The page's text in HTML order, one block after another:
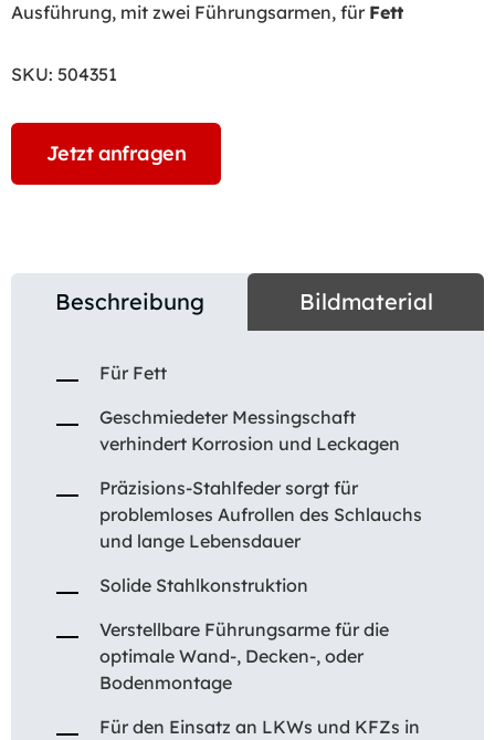
Ausführung, mit zwei Führungsarmen, für Fett
SKU: 504351
Jetzt anfragen
Beschreibung Bildmaterial
Für Fett
Geschmiedeter Messingschaft
verhindert Korrosion und Leckagen
Präzisions-Stahlfeder sorgt für
problemloses Aufrollen des Schlauchs
und lange Lebensdauer
Solide Stahlkonstruktion
Verstellbare Führungsarme für die
optimale Wand-, Decken-, oder
Bodenmontage
Für den Einsatz an LKWs und KFZs in